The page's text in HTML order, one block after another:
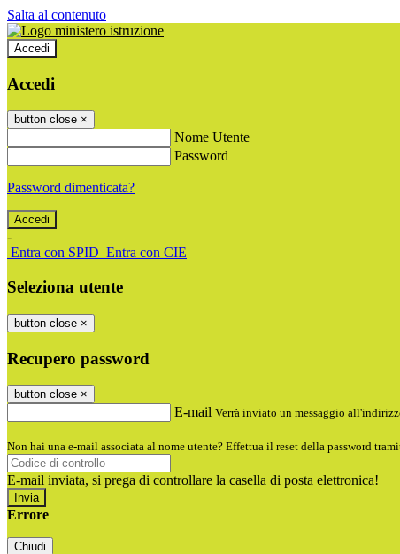
Salta al contenuto
Accedi
Accedi
button close ×
Nome Utente
Password
Password dimenticata?
-
Entra con SPID Entra con CIE
Seleziona utente
button close ×
Recupero password
button close ×
E-mail Verrà inviato un messaggio
Non hai una e-mail associata al nome utente? Effettua il reset della password
E-mail inviata, si prega di controllare la casella di posta elettronica!
Errore
Chiudi